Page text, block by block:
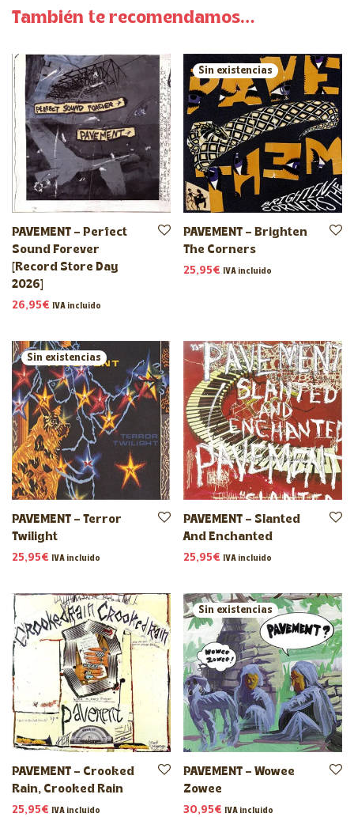
También te recomendamos…
PAVEMENT – Perfect
Sound Forever
[Record Store Day
2026]
26,95€ IVA incluido
PAVEMENT – Brighten
The Corners
25,95€ IVA incluido
PAVEMENT – Terror
Twilight
25,95€ IVA incluido
PAVEMENT – Slanted
And Enchanted
25,95€ IVA incluido
PAVEMENT – Crooked
Rain, Crooked Rain
25,95€ IVA incluido
PAVEMENT – Wowee
Zowee
30,95€ IVA incluido